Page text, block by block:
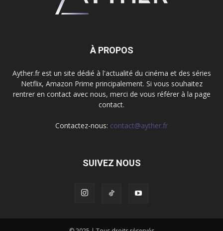
À PROPOS
Ayther.fr est un site dédié à l'actualité du cinéma et des séries
Netflix, Amazon Prime principalement. Si vous souhaitez
rentrer en contact avec nous, merci de vous référer à la page
contact.
Contactez-nous: contact@ayther.fr
SUIVEZ NOUS